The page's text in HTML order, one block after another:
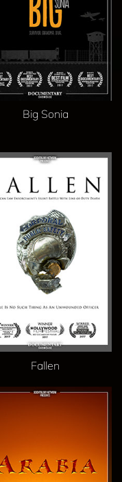
Big Sonia
Fallen